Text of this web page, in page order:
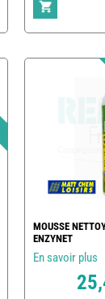
MOUSSE
ENZYNET
En savoir plus